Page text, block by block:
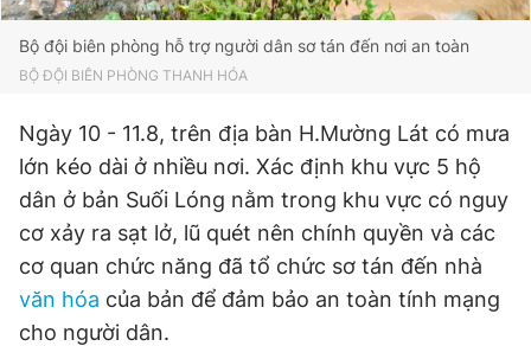
Đặt báo Quảng cáo RSS Tòa soạn Chính sách bảo
Phó tổng biên tập: Lâm Hiếu Dũng
Phó tổng biên tập: Trần Việt Hưng
Tổng thư ký tòa soạn: Đức Trung
Giấy phép xuất bản số 110/GP - BTTTT cấp ngày 24.3.2020
© 2003-2026 Bản quyền thuộc về Báo Thanh Niên. Cấm sao
chép dưới mọi hình thức nếu không có sự chấp thuận bằng văn
bản. Phát triển bởi ePi Technologies, JSC.
Bộ đội biên phòng hỗ trợ người dân sơ tán đến nơi an toàn
BỘ ĐỘI BIÊN PHÒNG THANH HÓA
Ngày 10 - 11.8, trên địa bàn H.Mường Lát có mưa
lớn kéo dài ở nhiều nơi. Xác định khu vực 5 hộ
dân ở bản Suối Lóng nằm trong khu vực có nguy
cơ xảy ra sạt lở, lũ quét nên chính quyền và các
cơ quan chức năng đã tổ chức sơ tán đến nhà
văn hóa của bản để đảm bảo an toàn tính mạng
cho người dân.